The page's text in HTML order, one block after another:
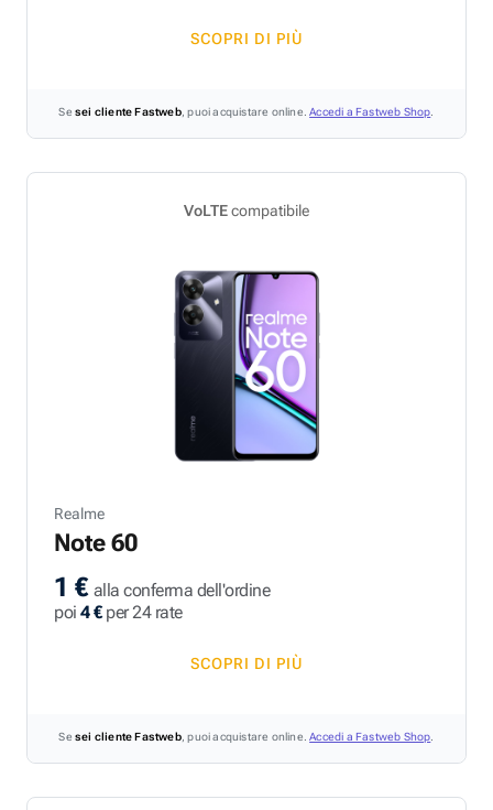
SCOPRI DI PIÙ
Sesei cliente Fastweb, puoi acquistare online.Accedi a Fastweb Shop
VoLTEcompatibile
Realme
Note 60
1 € alla conferma dell'ordine
poi 4 €per 24 rate
SCOPRI DI PIÙ
Sesei cliente Fastweb, puoi acquistare online.Accedi a Fastweb Shop